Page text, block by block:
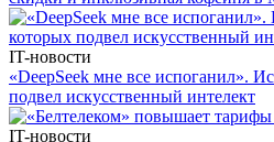
IT-новости
«DeepSeek мне все испоганил».
подвел искусственный интелект
IT-новости